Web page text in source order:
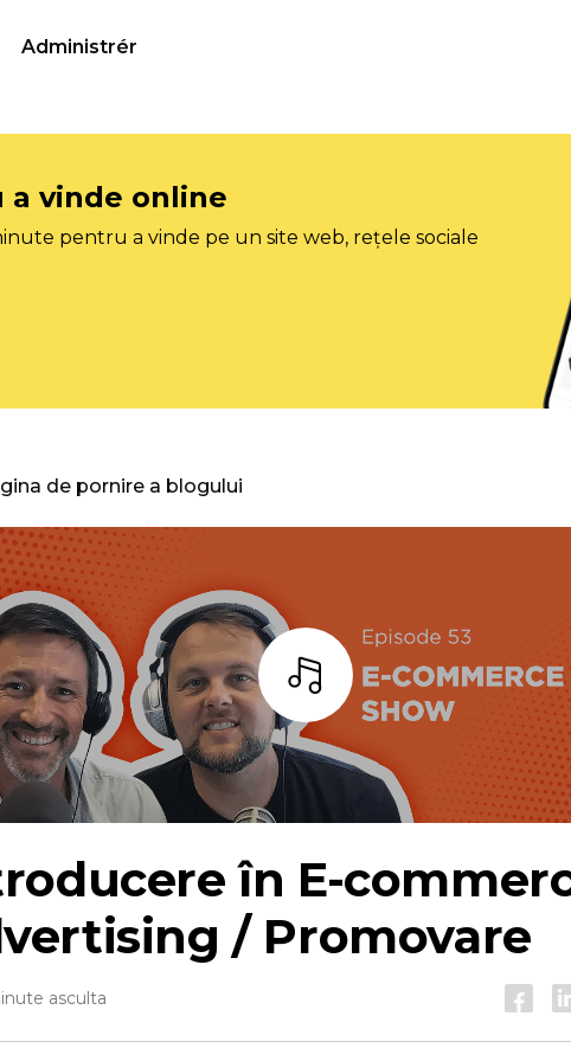
Administrér
a vinde online
pentru a vinde pe un site web, rețele sociale
de pornire a blogului
Asculta
în E-
/ Promovare
asculta